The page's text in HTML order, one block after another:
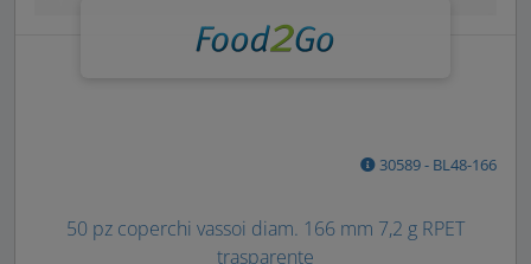
30589 - BL48-166
50 pz coperchi vassoi diam. 166 mm 7,2 g RPET
trasparente